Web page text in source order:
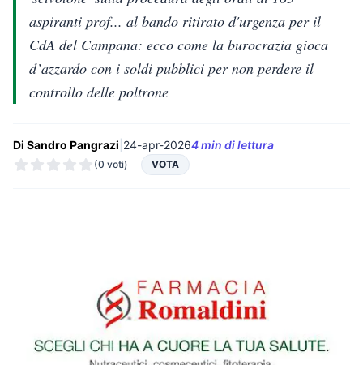
aspiranti prof... al bando ritirato d'urgenza per il
CdA del Campana: ecco come la burocrazia gioca
d’azzardo con i soldi pubblici per non perdere il
controllo delle poltrone
Di Sandro Pangrazi 24-apr-20264 min di lettura
(0 voti) VOTA